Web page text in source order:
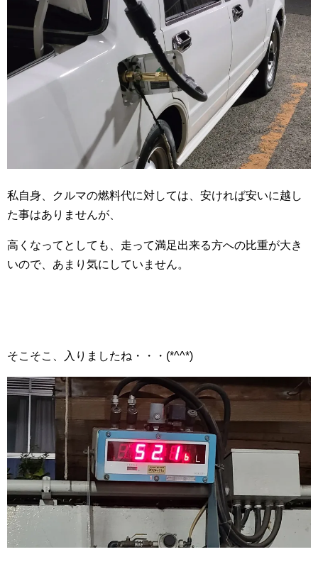
私自身、クルマの燃料代に対しては、安ければ安いに越し
た事はありませんが、
高くなってとしても、走って満足出来る方への比重が大き
いので、あまり気にしていません。
そこそこ、入りましたね・・・(*^^*)